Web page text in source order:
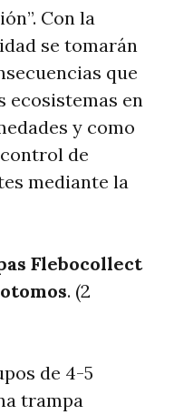
Con la
se tomarán
que
ecosistemas en
y como
de
mediante la
Flebocollect
. (2
de 4-5
trampa